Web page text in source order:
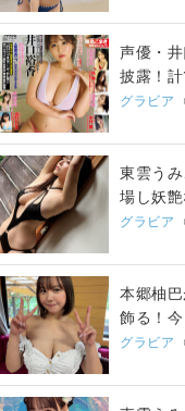
声優・
披露！
グラビア
東雲う
場し妖
グラビア
本郷柚
飾る！
グラビア